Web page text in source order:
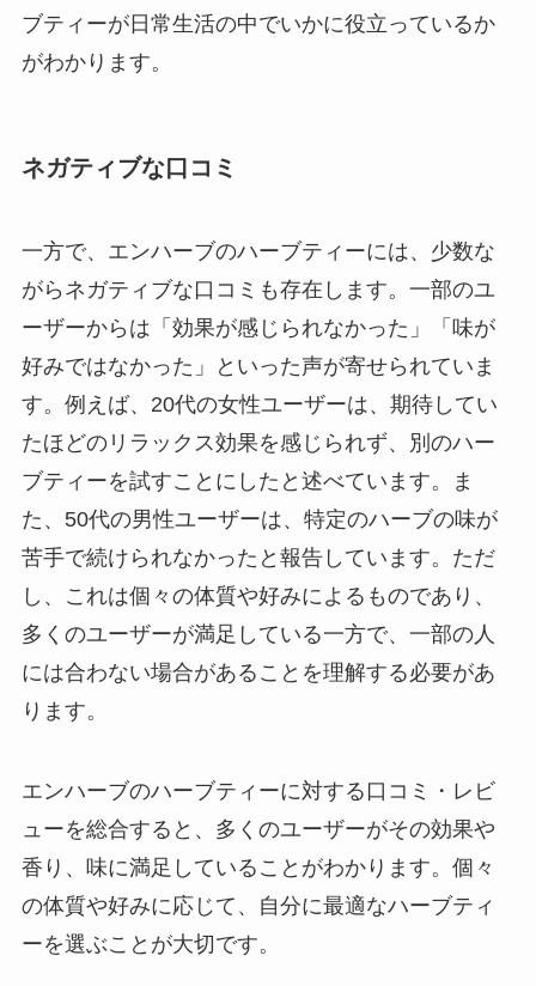
ブティーが日常生活の中でいかに役立っているか
がわかります。
ネガティブな口コミ
一方で、エンハーブのハーブティーには、少数な
がらネガティブな口コミも存在します。一部のユ
ーザーからは「効果が感じられなかった」「味が
好みではなかった」といった声が寄せられていま
す。例えば、20代の女性ユーザーは、期待してい
たほどのリラックス効果を感じられず、別のハー
ブティーを試すことにしたと述べています。ま
た、50代の男性ユーザーは、特定のハーブの味が
苦手で続けられなかったと報告しています。ただ
し、これは個々の体質や好みによるものであり、
多くのユーザーが満足している一方で、一部の人
には合わない場合があることを理解する必要があ
ります。
エンハーブのハーブティーに対する口コミ・レビ
ューを総合すると、多くのユーザーがその効果や
香り、味に満足していることがわかります。個々
の体質や好みに応じて、自分に最適なハーブティ
ーを選ぶことが大切です。